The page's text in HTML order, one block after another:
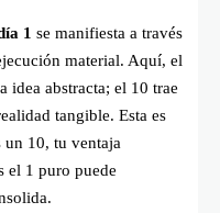
1 se manifiesta a través
material. Aquí, el
idea abstracta; el 10 trae
tangible. Esta es
un 10, tu ventaja
el 1 puro puede